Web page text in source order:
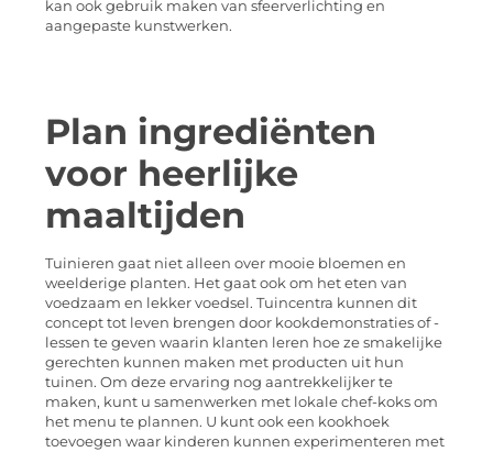
kan ook gebruik maken van sfeerverlichting en
aangepaste kunstwerken.
Plan ingrediënten
voor heerlijke
maaltijden
Tuinieren gaat niet alleen over mooie bloemen en
weelderige planten. Het gaat ook om het eten van
voedzaam en lekker voedsel. Tuincentra kunnen dit
concept tot leven brengen door kookdemonstraties of -
lessen te geven waarin klanten leren hoe ze smakelijke
gerechten kunnen maken met producten uit hun
tuinen. Om deze ervaring nog aantrekkelijker te
maken, kunt u samenwerken met lokale chef-koks om
het menu te plannen. U kunt ook een kookhoek
toevoegen waar kinderen kunnen experimenteren met